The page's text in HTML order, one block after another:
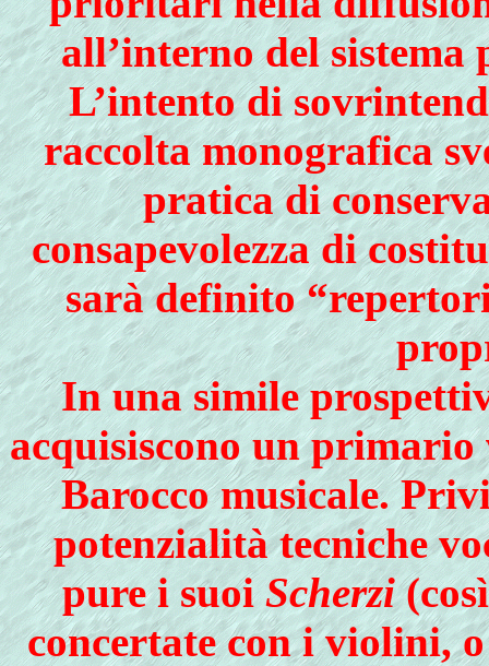
all’interno del sistema
L’intento di
raccolta monografica
pratica di
consapevolezza di
sarà definito
In una simile
acquisiscono un primario
Barocco musicale.
potenzialità tecniche
pure i suoiScherzi
concertate con i violini,